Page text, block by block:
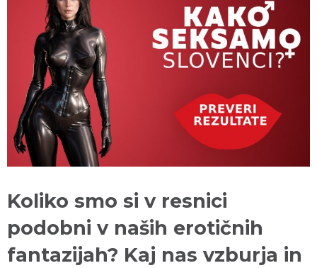
Koliko smo si v resnici
podobni v naših erotičnih
fantazijah? Kaj nas vzburja in